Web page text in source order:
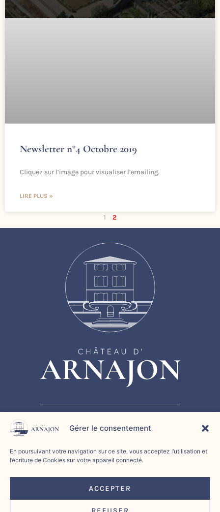
Gérer le consentement
En poursuivant votre navigation sur ce site, vous acceptez l’utilisation et
l’écriture de Cookies sur votre appareil connecté.
ACCEPTER
Newsletter n°4 Octobre 2019
Cliquez sur l’image pour visualiser l’emailing.
LIRE PLUS »
1 2
HISTOIRE SÉMINAIRE CHAMBRE D’HÔTES
ÉVÉNEMENTS CONTACT